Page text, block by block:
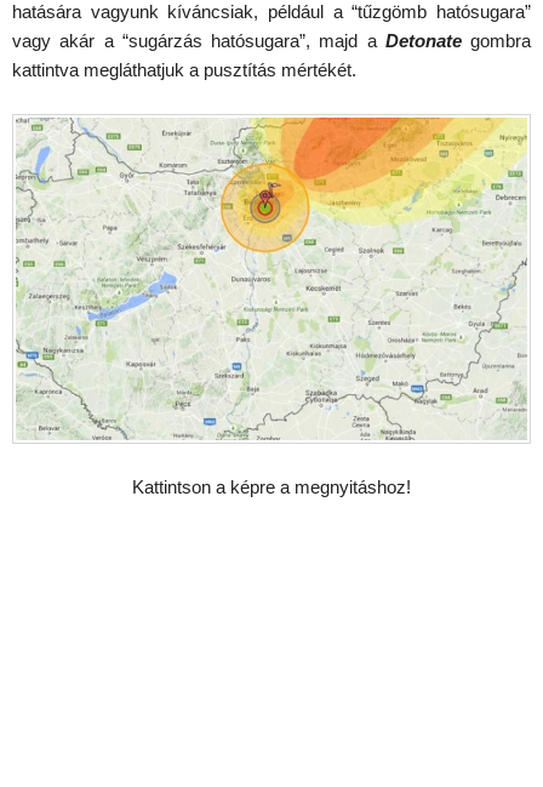
hatására vagyunk kíváncsiak, például a “tűzgömb hatósugara”
vagy akár a “sugárzás hatósugara”, majd a Detonategombra
kattintva megláthatjuk a pusztítás mértékét.
Kattintson a képre a megnyitáshoz!